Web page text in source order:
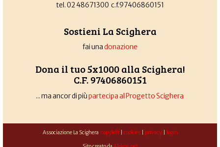
tel. 02 48671300 c.f.97406860151
Sostieni La Scighera
fai unadonazione
Dona il tuo 5x1000 alla Scighera!
C.F. 97406860151
... ma ancor di piùpartecipa al Progetto Scighera
Associazione La Scighera copyleft| cookies| privacy| login